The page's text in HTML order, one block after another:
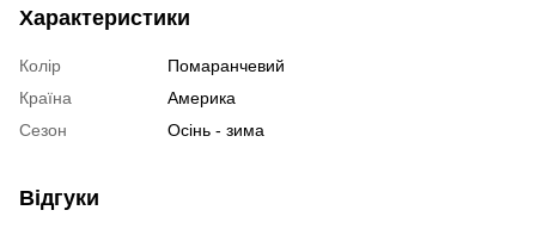
Характеристики
Колір
Помаранчевий
Країна
Америка
Сезон
Осінь - зима
Відгуки